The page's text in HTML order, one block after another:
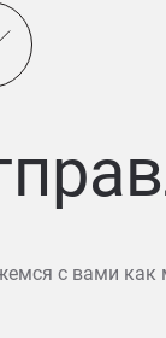
с вами как